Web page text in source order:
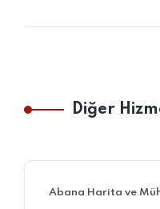
Diğer
Abana Harita ve